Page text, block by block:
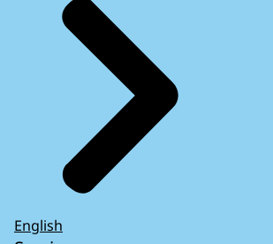
English